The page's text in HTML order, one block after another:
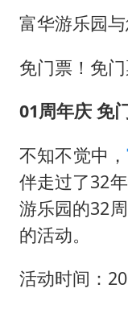
富华游乐园
免门票！免门
01周年庆 免
不知不觉中，
伴走过了32
游乐园的32
的活动。
活动时间：